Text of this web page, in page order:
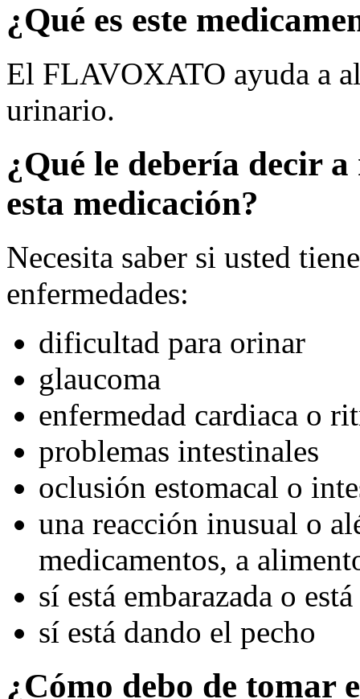
¿Qué es este
El FLAVOXATO ayuda a
urinario.
¿Qué le debería decir
esta medicación?
Necesita saber si usted
enfermedades:
dificultad para orinar
glaucoma
enfermedad cardiaca o
problemas intestinales
oclusión estomacal o
una reacción inusual o
medicamentos, a
sí está embarazada o
sí está dando el pecho
¿Cómo debo de tomar